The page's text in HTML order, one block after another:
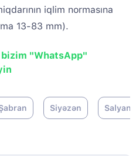
iqlim normasına
13-83 mm).
"WhatsApp"
Siyəzən Salyan